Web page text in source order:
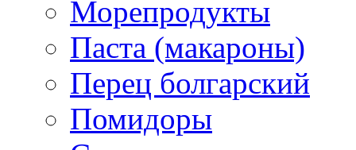
Морепродукты
Паста (макароны)
Перец болгарский
Помидоры